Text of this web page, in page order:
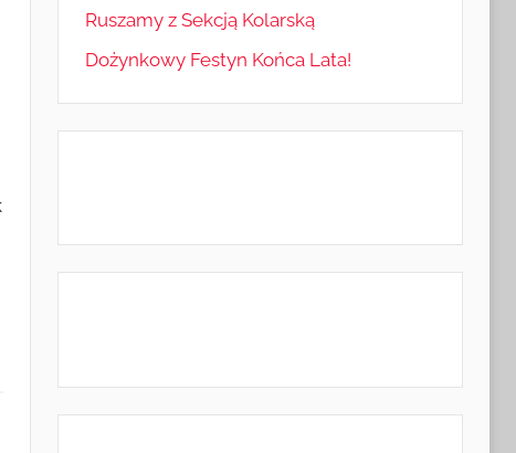
Ruszamy z Sekcją Kolarską
Dożynkowy Festyn Końca Lata!